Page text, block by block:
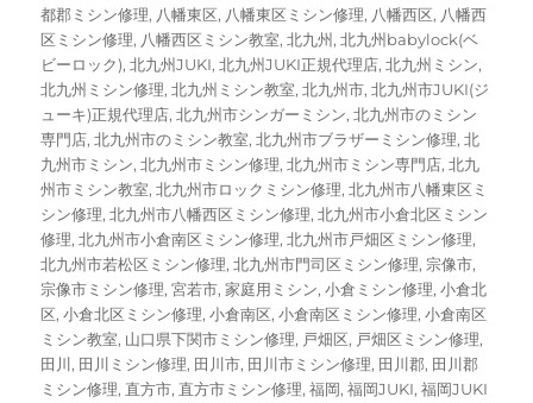
都郡ミシン修理, 八幡東区, 八幡東区ミシン修理, 八幡西区, 八幡西
区ミシン修理, 八幡西区ミシン教室,北九州 ,北九州babylock(ベ
ビーロック),北九州JUKI,北九州JUKI正規代理店,北九州ミシン,
北九州ミシン修理,北九州ミシン教室,北九州市,北九州市JUKI(ジ
ューキ)正規代理店,北九州市シンガーミシン,北九州市のミシン
専門店,北九州市のミシン教室,北九州市ブラザーミシン修理,北
九州市ミシン,北九州市ミシン修理,北九州市ミシン専門店,北九
州市ミシン教室,北九州市ロックミシン修理,北九州市八幡東区ミ
シン修理,北九州市八幡西区ミシン修理,北九州市小倉北区ミシン
修理,北九州市小倉南区ミシン修理,北九州市戸畑区ミシン修理,
北九州市若松区ミシン修理,北九州市門司区ミシン修理, 宗像市,
宗像市ミシン修理,宮若市,家庭用ミシン,小倉ミシン修理,小倉北
区,小倉北区ミシン修理,小倉南区,小倉南区ミシン修理,小倉南区
ミシン教室, 山口県下関市ミシン修理, 戸畑区, 戸畑区ミシン修理,
田川, 田川ミシン修理, 田川市, 田川市ミシン修理, 田川郡, 田川郡
ミシン修理, 直方市, 直方市ミシン修理,福岡,福岡JUKI,福岡JUKI